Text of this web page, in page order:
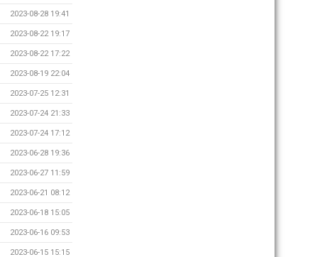
2023-08-28 19:41
2023-08-22 19:17
2023-08-22 17:22
2023-08-19 22:04
2023-07-25 12:31
2023-07-24 21:33
2023-07-24 17:12
2023-06-28 19:36
2023-06-27 11:59
2023-06-21 08:12
2023-06-18 15:05
2023-06-16 09:53
2023-06-15 15:15